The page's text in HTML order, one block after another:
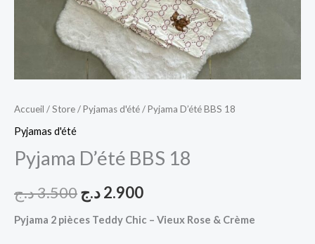
Accueil /Store/Pyjamas d'été/ Pyjama D’été BBS 18
Pyjamas d'été
Pyjama D’été BBS 18
3.500د.ج 2.900د.ج
Pyjama 2 pièces Teddy Chic – Vieux Rose & Crème